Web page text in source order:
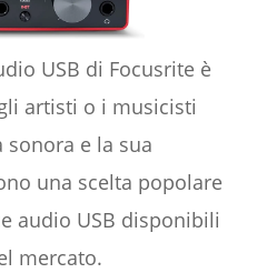
USB di Focusrite è
artisti o i musicisti
sonora e la sua
una scelta popolare
audio USB disponibili
mercato.